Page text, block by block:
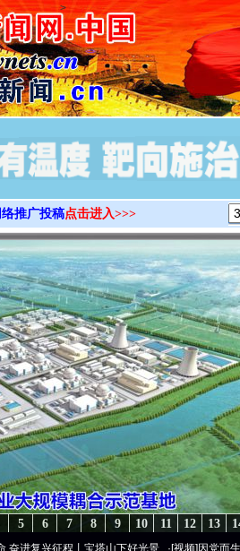
>
络推广投稿点击进入>>>
13
12
11
10
9
8
7
6
5
丨宝塔山下好光景..·[视频]因党而生 为党而战——